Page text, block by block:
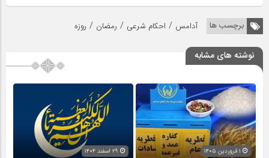
برچسب ها آدامس / احکام شرعی / رمضان / روزه
نوشته های مشابه